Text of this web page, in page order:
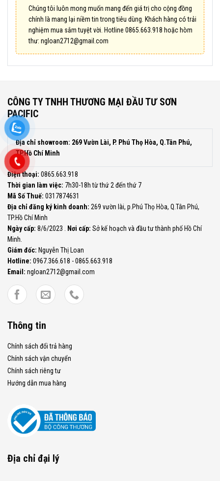
Chúng tôi luôn mong muốn mang đến giá trị cho cộng đồng
chính là mang lại niềm tin trong tiêu dùng. Khách hàng có trải
nghiệm mua sắm tuyệt vời. Hotline 0865.663.918 hoặc hòm
thư: ngloan2712@gmail.com
CÔNG TY TNHH THƯƠNG MẠI ĐẦU TƯ SƠN
PACIFIC
Địa chỉ showroom: 269 Vườn Lài, P. Phú Thọ Hòa, Q.Tân Phú,
TP.Hồ Chí Minh
Điện thoại: 0865.663.918
Thời gian làm việc: 7h30-18h từ thứ 2 đến thứ 7
Mã Số Thuế: 0317874631
Địa chỉ đăng ký kinh doanh: 269 vườn lài, p.Phú Thọ Hòa, Q.Tân Phú,
TP.Hồ Chí Minh
Ngày cấp: 8/6/2023 . Nơi cấp: Sở kế hoạch và đầu tư thành phố Hồ Chí
Minh.
Giám đốc: Nguyễn Thị Loan
Hotline: 0967.366.618 - 0865.663.918
Email: ngloan2712@gmail.com
Thông tin
Chính sách đổi trả hàng
Chính sách vận chuyển
Chính sách riêng tư
Hướng dẫn mua hàng
Địa chỉ đại lý